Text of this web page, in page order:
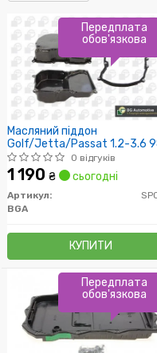
Масляний піддон
Golf/Jetta/Passat 1.2-3.6
0 відгуків
1 190 ₴ сьогодні
Артикул:
BGA
КУПИТИ
Передплата
обов'язкова
Передплата
обов'язкова